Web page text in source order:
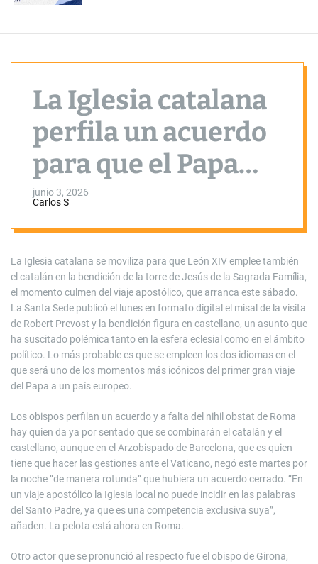
La Iglesia catalana
perfila un acuerdo
para que el Papa
hable también
catalán en la
bendición de la
torre de Jesús
junio 3, 2026
Carlos S
La Iglesia catalana se moviliza para que León XIV emplee también
el catalán en la bendición de la torre de Jesús de la Sagrada Família,
el momento culmen del viaje apostólico, que arranca este sábado.
La Santa Sede publicó el lunes en formato digital el misal de la visita
de Robert Prevost y la bendición figura en castellano, un asunto que
ha suscitado polémica tanto en la esfera eclesial como en el ámbito
político. Lo más probable es que se empleen los dos idiomas en el
que será uno de los momentos más icónicos del primer gran viaje
del Papa a un país europeo.
Los obispos perfilan un acuerdo y a falta del nihil obstat de Roma
hay quien da ya por sentado que se combinarán el catalán y el
castellano, aunque en el Arzobispado de Barcelona, que es quien
tiene que hacer las gestiones ante el Vaticano, negó este martes por
la noche “de manera rotunda” que hubiera un acuerdo cerrado. “En
un viaje apostólico la Iglesia local no puede incidir en las palabras
del Santo Padre, ya que es una competencia exclusiva suya”,
añaden. La pelota está ahora en Roma.
Otro actor que se pronunció al respecto fue el obispo de Girona,